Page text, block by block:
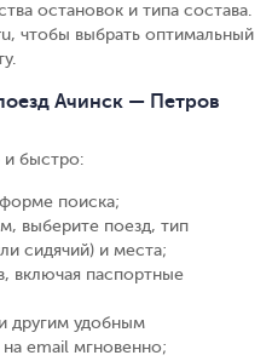
остановок и типа состава.
чтобы выбрать оптимальный
Ачинск — Петров
и быстро:
поиска;
выберите поезд, тип
сидячий) и места;
включая паспортные
другим удобным
email мгновенно;